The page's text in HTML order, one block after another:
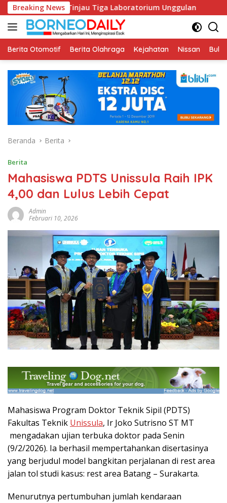
Langsung
ke
konten
Breaking News
Tiga Laboratorium Unggulan Pustakawan
Berita Otomotif Berita Olahraga Kejahatan Nissan
Beranda Berita
Berita
Mahasiswa PDTS Unissula Raih IPK
4,00 dan Lulus Lebih Cepat
Admin
Februari 10, 2026
Mahasiswa Program Doktor Teknik Sipil (PDTS)
Fakultas Teknik Unissula, Ir Joko Sutrisno ST MT
mengadakan ujian terbuka doktor pada Senin
(9/2/2026). Ia berhasil mempertahankan disertasinya
yang berjudul model bangkitan perjalanan di rest area
jalan tol studi kasus: rest area Batang – Surakarta.
Menurutnya pertumbuhan jumlah kendaraan